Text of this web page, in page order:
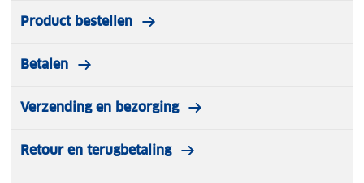
Product bestellen
Betalen
Verzending en bezorging
Retour en terugbetaling